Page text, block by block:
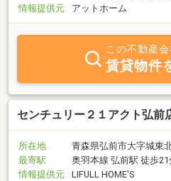
情報提供元
アットホーム
この不動産
賃貸物件
センチュリー２１アクト弘前
所在地
青森県弘前市大字城東
最寄駅
奥羽本線 弘前駅 徒歩21
情報提供元
LIFULL HOME'S